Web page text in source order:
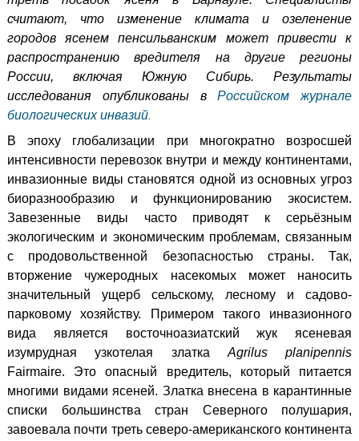
считают, что изменение климата и озеленение
городов ясенемпенсильванским может привести к
распространению вредителя на другие регионы
России, включая Южную Сибирь. Результаты
исследования опубликованы вРоссийском журнале
биологических инвазий.
В эпоху глобализации при многократно возросшей
интенсивности перевозок внутри и между континентами,
инвазионные виды становятся одной из основных угроз
биоразнообразию и функционированию экосистем.
Завезенные виды часто приводят к серьёзным
экологическим и экономическим проблемам, связанным
с продовольственной безопасностью страны. Так,
вторжение чужеродных насекомых может наносить
значительный ущерб сельскому, лесному и садово-
парковому хозяйству. Примером такого инвазионного
вида является восточноазиатский жук ясеневая
изумрудная узкотелая златка Agrilus planipennis
Fairmaire. Это опасный вредитель, который питается
многими видами ясеней. Златка внесена в карантинные
списки большинства стран Северного полушария,
завоевала почти треть северо-американского континента